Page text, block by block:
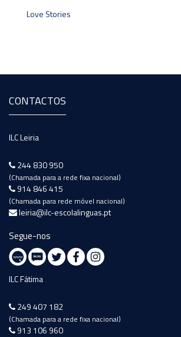
Love Stories
CONTACTOS
ILC Leiria
244 830 950
(Chamada para a rede fixa nacional)
914 846 415
(Chamada para rede móvel nacional)
leiria@ilc-escolalinguas.pt
Segue-nos
ILC Fátima
249 407 182
(Chamada para a rede fixa nacional)
913 106 960